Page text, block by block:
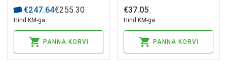
€247.64€255.30
Hind KM-ga
PANNA KORVI
€37.05
Hind KM-ga
PANNA KORVI